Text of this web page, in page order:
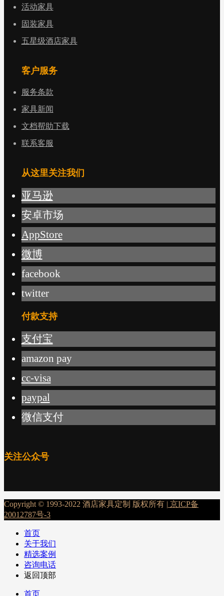
活动家具
固装家具
五星级酒店家具
客户服务
服务条款
家具新闻
文档帮助下载
联系客服
从这里关注我们
亚马逊
安卓市场
AppStore
微博
facebook
twitter
付款支持
支付宝
amazon pay
cc-visa
paypal
微信支付
关注公众号
Copyright © 1993-2022 酒店家具定制 版权所有 | 京ICP备
20012787号-3
首页
关于我们
精选案例
咨询电话
返回顶部
首页